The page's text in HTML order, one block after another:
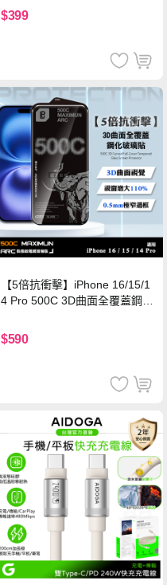
$399
【5倍抗衝擊】iPhone 16/15/1
4 Pro 500C 3D曲面全覆蓋鋼化
保護貼
$590